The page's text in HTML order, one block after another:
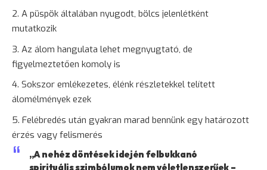
A püspök általában nyugodt, bölcs jelenlétként
mutatkozik
Az álom hangulata lehet megnyugtató, de
figyelmeztetően komoly is
Sokszor emlékezetes, élénk részletekkel telített
álomélmények ezek
Felébredés után gyakran marad bennünk egy határozott
érzés vagy felismerés
„A nehéz döntések idején felbukkanó
spirituális szimbólumok nem véletlenszerűek –